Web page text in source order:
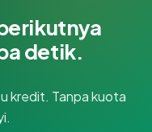
detik.
kredit. Tanpa kuota